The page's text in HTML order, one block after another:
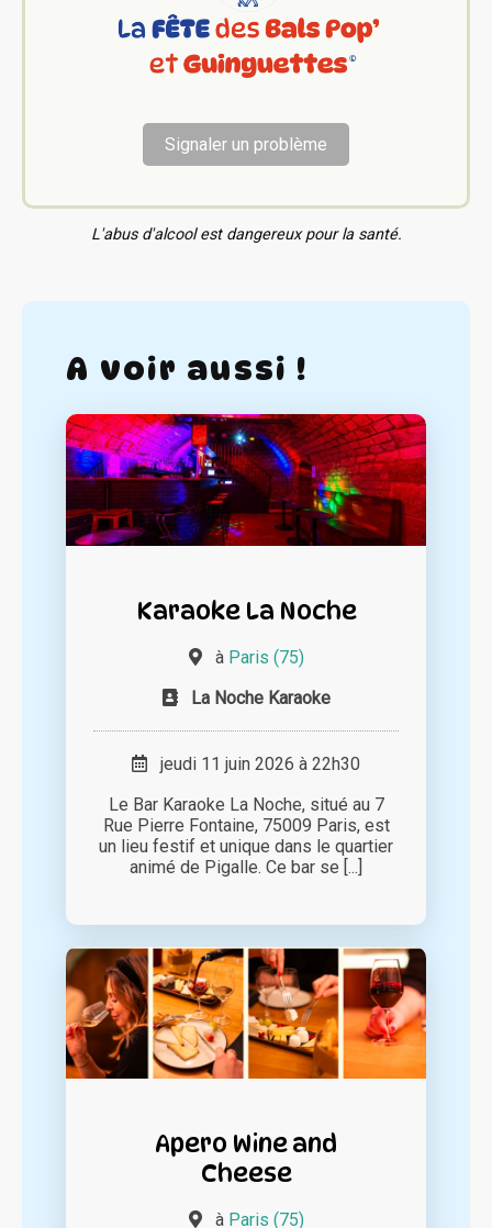
Signaler un problème
L'abus d'alcool est dangereux pour la santé.
A voir aussi !
Karaoke La Noche
à Paris (75)
La Noche Karaoke
jeudi 11 juin 2026 à 22h30
Le Bar Karaoke La Noche, situé au 7
Rue Pierre Fontaine, 75009 Paris, est
un lieu festif et unique dans le quartier
animé de Pigalle. Ce bar se [...]
Apero Wine and
Cheese
à Paris (75)